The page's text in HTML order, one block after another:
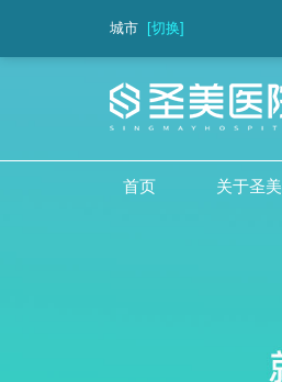
城市 [切换]
首页 关于圣美